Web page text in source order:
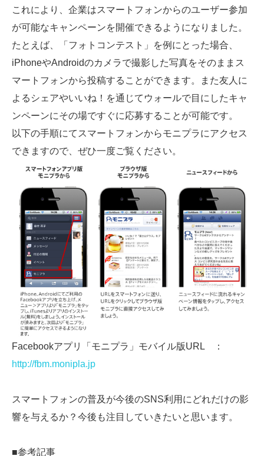
これにより、企業はスマートフォンからのユーザー参加
が可能なキャンペーンを開催できるようになりました。
たとえば、「フォトコンテスト」を例にとった場合、
iPhoneやAndroidのカメラで撮影した写真をそのままス
マートフォンから投稿することができます。また友人に
よるシェアやいいね！を通じてウォールで目にしたキャ
ンペーンにその場ですぐに応募することが可能です。
以下の手順にてスマートフォンからモニプラにアクセス
できますので、ぜひ一度ご覧ください。
Facebookアプリ「モニプラ」モバイル版URL ：
http://fbm.monipla.jp
スマートフォンの普及が今後のSNS利用にどれだけの影
響を与えるか？今後も注目していきたいと思います。
■参考記事